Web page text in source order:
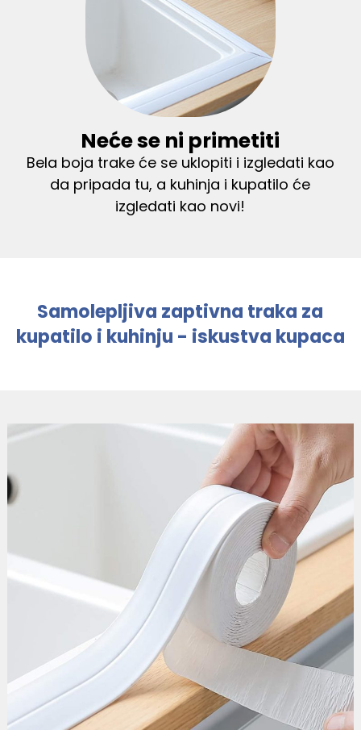
Neće se ni primetiti
Bela boja trake će se uklopiti i izgledati kao
da pripada tu, a kuhinja i kupatilo će
izgledati kao novi!
Samolepljiva zaptivna traka za
kupatilo i kuhinju - iskustva kupaca